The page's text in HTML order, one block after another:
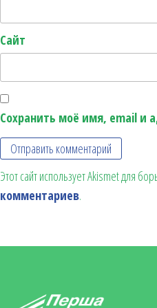
Сайт
Сохранить моё имя, email и
Этот сайт использует Akismet для
комментариев.